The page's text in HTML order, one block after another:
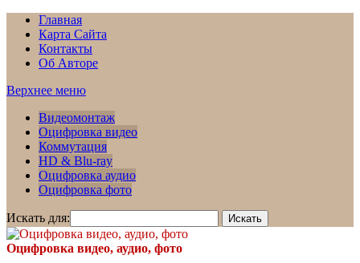
Главная
Карта Сайта
Контакты
Об Авторе
Верхнее меню
Видеомонтаж
Оцифровка видео
Коммутация
HD & Blu-ray
Оцифровка аудио
Оцифровка фото
Искать для:
Оцифровка видео, аудио, фото